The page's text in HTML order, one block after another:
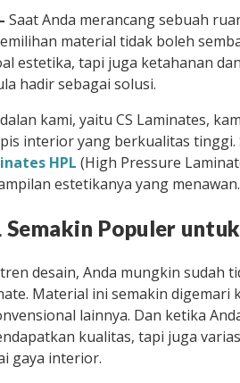
Saat Anda merancang sebuah
material tidak boleh
estetika, tapi juga ketahanan
hadir sebagai solusi.
kami, yaitu CS Laminates,
interior yang berkualitas
HPL (High Pressure
estetikanya yang menawan.
Semakin Populer
desain, Anda mungkin sudah
Material ini semakin digemari
lainnya. Dan ketika
kualitas, tapi juga
gaya interior.